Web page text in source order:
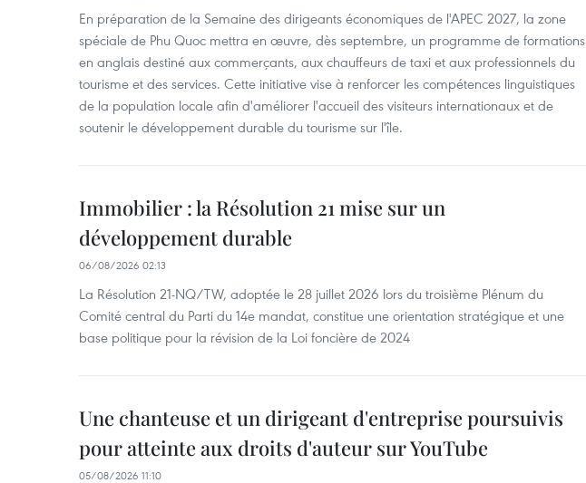
En préparation de la Semaine des dirigeants économiques de l'APEC 2027, la zone
spéciale de Phu Quoc mettra en œuvre, dès septembre, un programme de formations
en anglais destiné aux commerçants, aux chauffeurs de taxi et aux professionnels du
tourisme et des services. Cette initiative vise à renforcer les compétences linguistiques
de la population locale afin d'améliorer l'accueil des visiteurs internationaux et de
soutenir le développement durable du tourisme sur l'île.
Immobilier : la Résolution 21 mise sur un
développement durable
06/08/2026 02:13
La Résolution 21-NQ/TW, adoptée le 28 juillet 2026 lors du troisième Plénum du
Comité central du Parti du 14e mandat, constitue une orientation stratégique et une
base politique pour la révision de la Loi foncière de 2024
Une chanteuse et un dirigeant d'entreprise poursuivis
pour atteinte aux droits d'auteur sur YouTube
05/08/2026 11:10